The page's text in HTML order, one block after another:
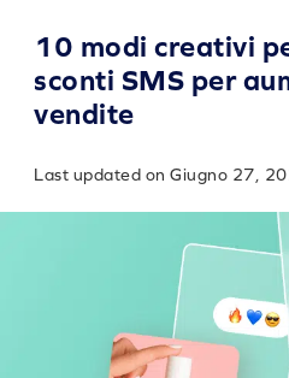
10 modi creativi
sconti SMS per
vendite
Last updated on Giugno 27,